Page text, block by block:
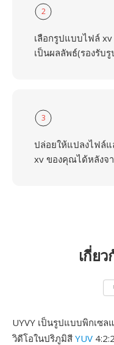
2
เลือกรูปแบบไฟล์
เป็นผลลัพธ์(รองรับ
3
ปล่อยให้แปลงไฟล์
xv ของคุณได้หลังจ
เกี่ย
UYVY เป็นรูปแบบพิกเซ
วิดีโอในปริภูมิสี YUV